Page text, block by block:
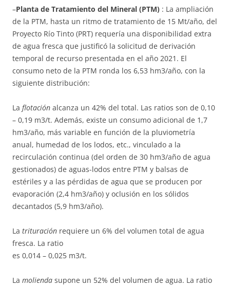
–Planta de Tratamiento del Mineral (PTM) : La ampliación
de la PTM, hasta un ritmo de tratamiento de 15 Mt/año, del
Proyecto Río Tinto (PRT) requería una disponibilidad extra
de agua fresca que justificó la solicitud de derivación
temporal de recurso presentada en el año 2021. El
consumo neto de la PTM ronda los 6,53 hm3/año, con la
siguiente distribución:
La flotación alcanza un 42% del total. Las ratios son de 0,10
– 0,19 m3/t. Además, existe un consumo adicional de 1,7
hm3/año, más variable en función de la pluviometría
anual, humedad de los lodos, etc., vinculado a la
recirculación continua (del orden de 30 hm3/año de agua
gestionados) de aguas-lodos entre PTM y balsas de
estériles y a las pérdidas de agua que se producen por
evaporación (2,4 hm3/año) y oclusión en los sólidos
decantados (5,9 hm3/año).
La trituración requiere un 6% del volumen total de agua
fresca. La ratio
es 0,014 – 0,025 m3/t.
La molienda supone un 52% del volumen de agua. La ratio